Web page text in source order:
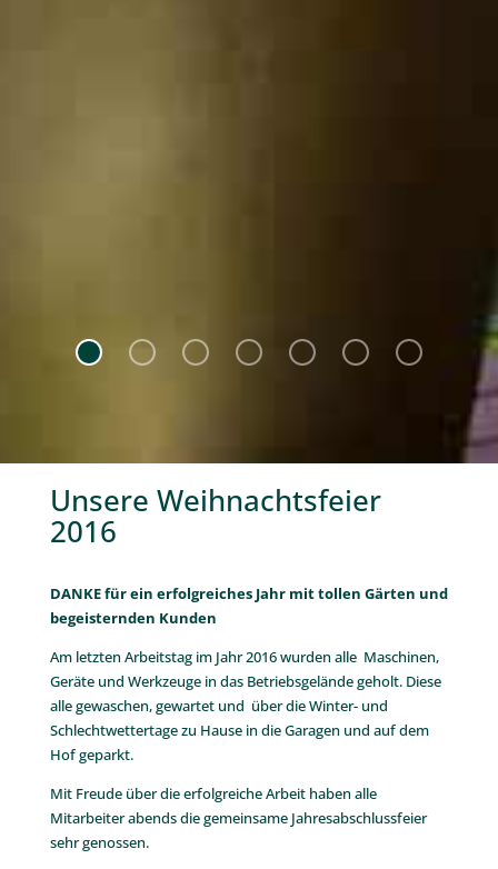
Unsere Weihnachtsfeier
2016
DANKE für ein erfolgreiches Jahr mit tollen Gärten und
begeisternden Kunden
Am letzten Arbeitstag im Jahr 2016 wurden alle Maschinen,
Geräte und Werkzeuge in das Betriebsgelände geholt. Diese
alle gewaschen, gewartet und über die Winter- und
Schlechtwettertage zu Hause in die Garagen und auf dem
Hof geparkt.
Mit Freude über die erfolgreiche Arbeit haben alle
Mitarbeiter abends die gemeinsame Jahresabschlussfeier
sehr genossen.